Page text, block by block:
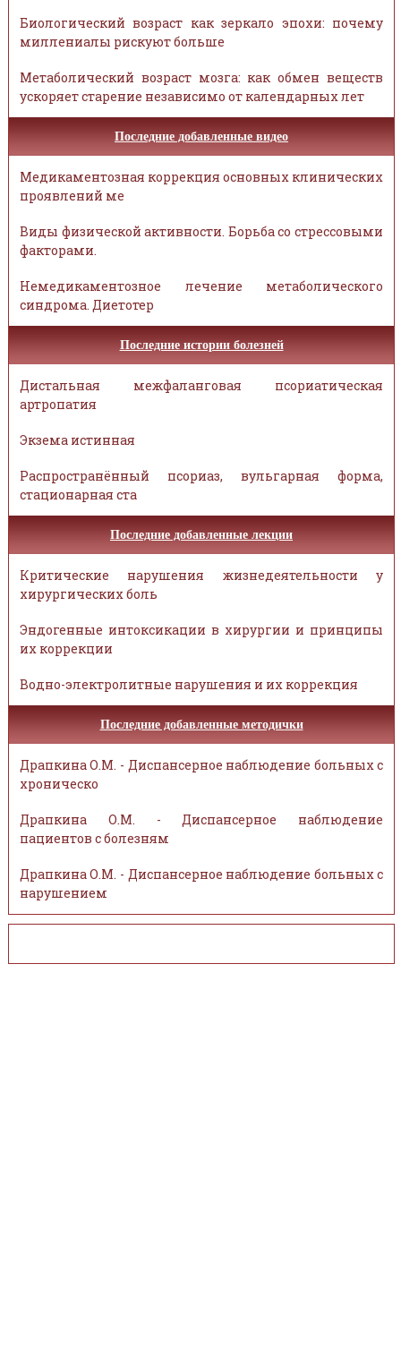
Биологический возраст как зеркало эпохи: почему
миллениалы рискуют больше
Метаболический возраст мозга: как обмен веществ
ускоряет старение независимо от календарных лет
Последние добавленные видео
Медикаментозная коррекция основных клинических
проявлений ме
Виды физической активности. Борьба со стрессовыми
факторами.
Немедикаментозное лечение метаболического
синдрома. Диетотер
Последние истории болезней
Дистальная межфаланговая псориатическая
артропатия
Экзема истинная
Распространённый псориаз, вульгарная форма,
стационарная ста
Последние добавленные лекции
Критические нарушения жизнедеятельности у
хирургических боль
Эндогенные интоксикации в хирургии и принципы
их коррекции
Водно-электролитные нарушения и их коррекция
Последние добавленные методички
Драпкина О.М. - Диспансерное наблюдение больных с
хроническо
Драпкина О.М. - Диспансерное наблюдение
пациентов с болезням
Драпкина О.М. - Диспансерное наблюдение больных с
нарушением